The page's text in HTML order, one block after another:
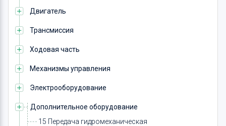
Двигатель
Трансмиссия
Ходовая часть
Механизмы управления
Электрооборудование
Дополнительное оборудование
15 Передача гидромеханическая